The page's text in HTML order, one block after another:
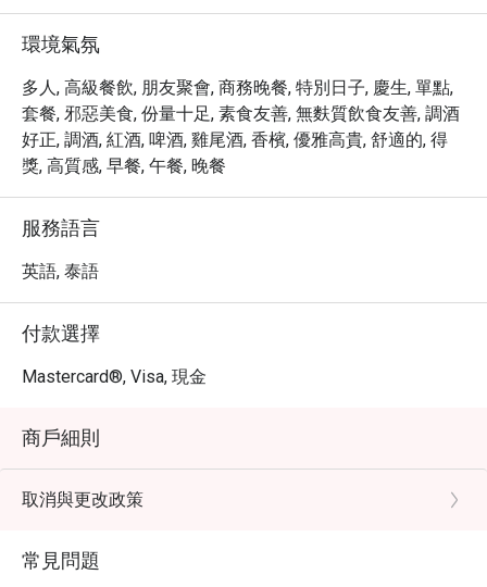
能滿足您的不同需求。我們提供室外雅座，讓您在微風中
用餐，同時享受 free Wi-Fi 和充足的停車位，確保您的用
餐體驗舒適便捷。
・ 透過 Eatigo 預訂 Bodhi Terrace Restaurant，您將有機
會享受到最高 5 折的獨家優惠，以最超值的價格，體驗頂
級泰式美饌與無與倫比的用餐環境。
環境氣氛
多人, 高級餐飲, 朋友聚會, 商務晚餐, 特別日子, 慶生, 單點,
套餐, 邪惡美食, 份量十足, 素食友善, 無麩質飲食友善, 調酒
好正, 調酒, 紅酒, 啤酒, 雞尾酒, 香檳, 優雅高貴, 舒適的, 得
獎, 高質感, 早餐, 午餐, 晚餐
服務語言
英語, 泰語
付款選擇
Mastercard®, Visa, 現金
商戶細則
取消與更改政策
常見問題